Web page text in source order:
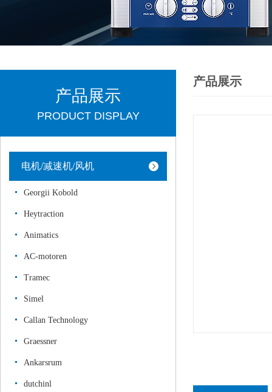
产品展示
PRODUCT DISPLAY
电机/减速机/风机
Georgii Kobold
Heytraction
Animatics
AC-motoren
Tramec
Simel
Callan Technology
Graessner
Ankarsrum
dutchinl
产品展示